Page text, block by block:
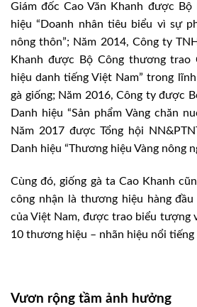
Giám đốc Cao Văn Khanh được Bộ
hiệu “Doanh nhân tiêu biểu vì sự
nông thôn”; Năm 2014, Công ty
Khanh được Bộ Công thương trao
hiệu danh tiếng Việt Nam” trong
gà giống; Năm 2016, Công ty được
Danh hiệu “Sản phẩm Vàng chăn
Năm 2017 được Tổng hội
Danh hiệu “Thương hiệu Vàng nông
Cùng đó, giống gà ta Cao Khanh
công nhận là thương hiệu hàng đầu
của Việt Nam, được trao biểu tượng
10 thương hiệu – nhãn hiệu nổi tiếng
Vươn rộng tầm ảnh hưởng